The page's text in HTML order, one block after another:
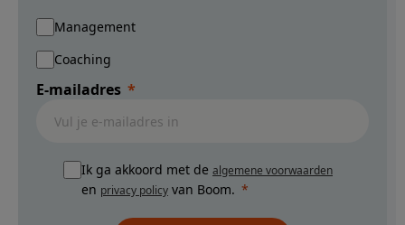
Management
Coaching
E-mailadres
Ik ga akkoord met de algemene voorwaarden
en privacy policy van Boom.